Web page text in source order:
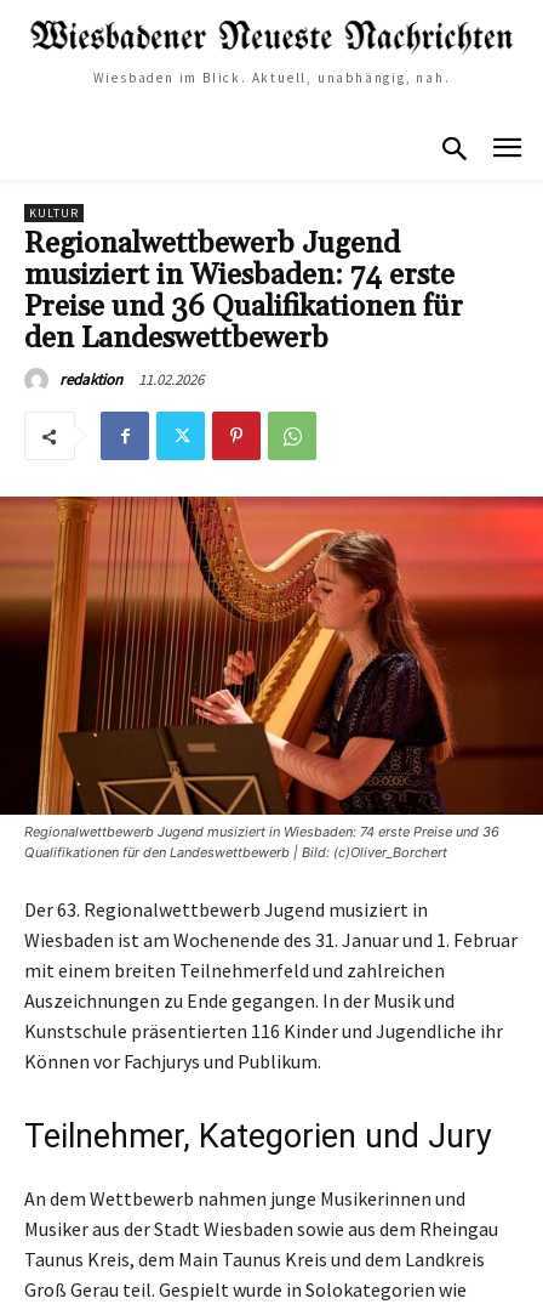
Wiesbaden im Blick. Aktuell, unabhängig, nah.
KULTUR
Regionalwettbewerb Jugend
musiziert in Wiesbaden: 74 erste
Preise und 36 Qualifikationen für
den Landeswettbewerb
redaktion 11.02.2026
Regionalwettbewerb Jugend musiziert in Wiesbaden: 74 erste Preise und 36
Qualifikationen für den Landeswettbewerb | Bild: (c)Oliver_Borchert
Der 63. Regionalwettbewerb Jugend musiziert in
Wiesbaden ist am Wochenende des 31. Januar und 1. Februar
mit einem breiten Teilnehmerfeld und zahlreichen
Auszeichnungen zu Ende gegangen. In der Musik und
Kunstschule präsentierten 116 Kinder und Jugendliche ihr
Können vor Fachjurys und Publikum.
Teilnehmer, Kategorien und Jury
An dem Wettbewerb nahmen junge Musikerinnen und
Musiker aus der Stadt Wiesbaden sowie aus dem Rheingau
Taunus Kreis, dem Main Taunus Kreis und dem Landkreis
Groß Gerau teil. Gespielt wurde in Solokategorien wie